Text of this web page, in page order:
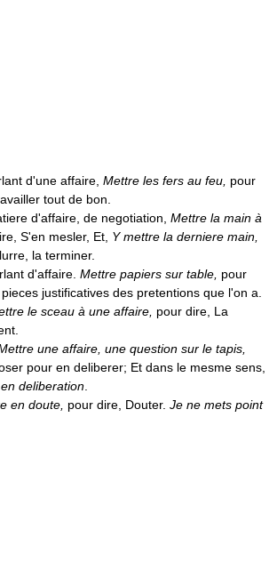
d'une affaire, Mettre les fers au feu, pour
tout de bon.
d'affaire, de negotiation, Mettre la main à
S'en mesler, Et, Y mettre la derniere main,
la terminer.
d'affaire. Mettre papiers sur table, pour
justificatives des pretentions que l'on a.
le sceau à une affaire, pour dire, La
une affaire, une question sur le tapis,
pour en deliberer; Et dans le mesme sens,
deliberation
en doute, pour dire, Douter. Je ne mets point